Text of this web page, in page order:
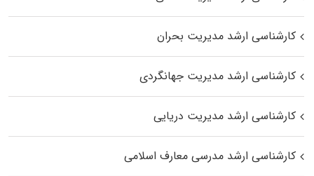
کارشناسی ارشد مدیریت بحران
کارشناسی ارشد مدیریت جهانگردی
کارشناسی ارشد مدیریت دریایی
کارشناسی ارشد مدرسی معارف اسلامی